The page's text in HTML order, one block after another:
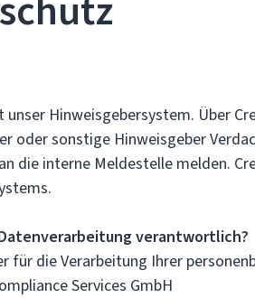
unser Hinweisgebersystem. Über
oder sonstige Hinweisgeber
die interne Meldestelle melden.
verantwortlich?
für die Verarbeitung Ihrer
Services GmbH